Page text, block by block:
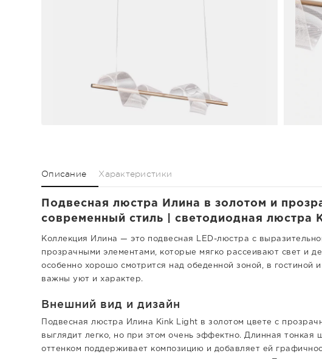
Описание Характеристики
Подвесная люстра Илина в золотом и
современный стиль | светодиодная люстра
Коллекция Илина — это подвесная LED-люстра с
прозрачными элементами, которые мягко рассеивают свет и
особенно хорошо смотрится над обеденной зоной, в гостиной
важны уют и характер.
Внешний вид и дизайн
Подвесная люстра Илина Kink Light в золотом цвете с
выглядит легко, но при этом очень эффектно. Длинная тонкая
оттенком поддерживает композицию и добавляет ей